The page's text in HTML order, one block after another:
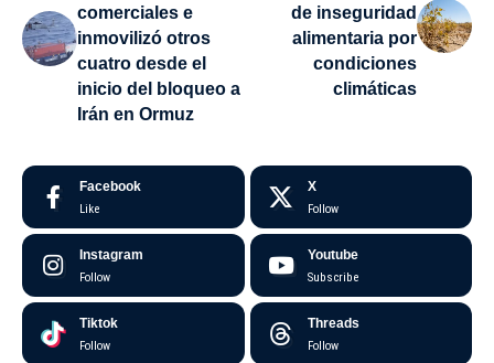
comerciales e
inmovilizó otros
cuatro desde el
inicio del bloqueo a
Irán en Ormuz
de inseguridad
alimentaria por
condiciones
climáticas
Facebook
Like
X
Follow
Instagram
Follow
Youtube
Subscribe
Tiktok
Follow
Threads
Follow